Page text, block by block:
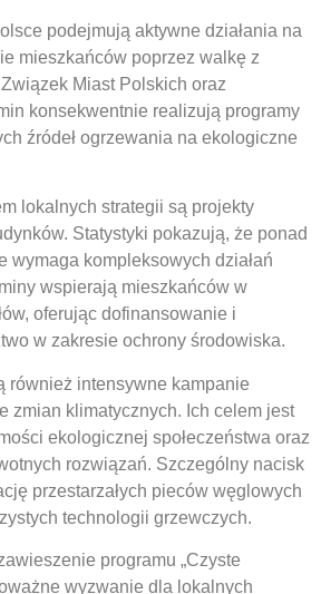
podejmują aktywne działania na
mieszkańców poprzez walkę z
Miast Polskich oraz
konsekwentnie realizują programy
źródeł ogrzewania na ekologiczne
lokalnych strategii są projekty
Statystyki pokazują, że ponad
wymaga kompleksowych działań
wspierają mieszkańców w
oferując dofinansowanie i
w zakresie ochrony środowiska.
również intensywne kampanie
zmian klimatycznych. Ich celem jest
ekologicznej społeczeństwa oraz
rozwiązań. Szczególny nacisk
przestarzałych pieców węglowych
technologii grzewczych.
programu „Czyste
wyzwanie dla lokalnych